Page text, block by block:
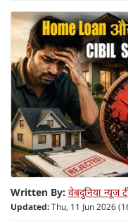
Written By: वेबदुनिया न्यूज़
Updated:Thu, 11 Jun 2026